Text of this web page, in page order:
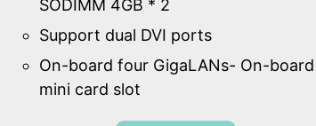
SODIMM 4GB * 2
Support dual DVI ports
On-board four GigaLANs- On-board
mini card slot